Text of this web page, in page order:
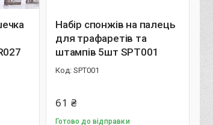
Набір спонжів на палець
для трафаретів та
штампів 5шт SPT001
SPT001
61 ₴
Готово до відправки